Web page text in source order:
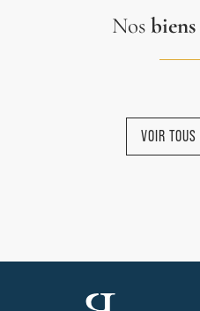
Nos
VOIR